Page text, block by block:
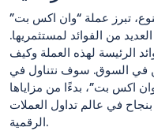
تبرز عملة “وان اكس بت”
من الفوائد لمستثمريها.
الرئيسة لهذه العملة وكيف
في السوق. سوف نتناول في
اكس بت”، بدءًا من مزاياها
في عالم تداول العملات
الرقمية.